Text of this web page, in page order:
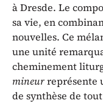
à Dresde. Le
sa vie, en
nouvelles. Ce
une unité
cheminement
mineurreprésente
de synthèse de